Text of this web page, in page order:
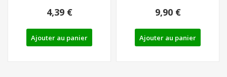
4,39 €
Ajouter au panier
9,90 €
Ajouter au panier